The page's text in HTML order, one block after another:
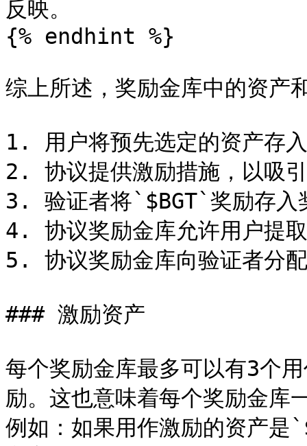
反映。
{% endhint %}
综上所述，奖励金库中的资产
1. 用户将预先选定的资产存
2. 协议提供激励措施，以吸
3. 验证者将`$BGT`奖励存入
4. 协议奖励金库允许用户提
5. 协议奖励金库向验证者分
### 激励资产
每个奖励金库最多可以有3个
励。这也意味着每个奖励金库
例如：如果用作激励的资产是